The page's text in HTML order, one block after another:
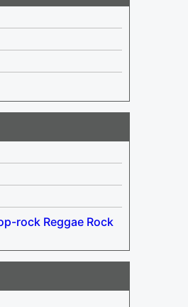
rock Reggae Rock